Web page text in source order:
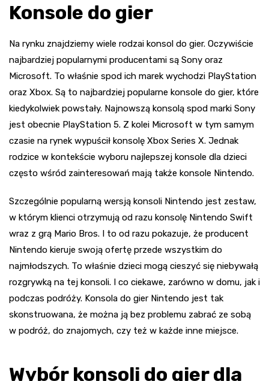
Konsole do gier
Na rynku znajdziemy wiele rodzai konsol do gier. Oczywiście
najbardziej popularnymi producentami są Sony oraz
Microsoft. To właśnie spod ich marek wychodzi PlayStation
oraz Xbox. Są to najbardziej popularne konsole do gier, które
kiedykolwiek powstały. Najnowszą konsolą spod marki Sony
jest obecnie PlayStation 5. Z kolei Microsoft w tym samym
czasie na rynek wypuścił konsolę Xbox Series X. Jednak
rodzice w kontekście wyboru najlepszej konsole dla dzieci
często wśród zainteresowań mają także konsole Nintendo.
Szczególnie popularną wersją konsoli Nintendo jest zestaw,
w którym klienci otrzymują od razu konsolę Nintendo Swift
wraz z grą Mario Bros. I to od razu pokazuje, że producent
Nintendo kieruje swoją ofertę przede wszystkim do
najmłodszych. To właśnie dzieci mogą cieszyć się niebywałą
rozgrywką na tej konsoli. I co ciekawe, zarówno w domu, jak i
podczas podróży. Konsola do gier Nintendo jest tak
skonstruowana, że można ją bez problemu zabrać ze sobą
w podróż, do znajomych, czy też w każde inne miejsce.
Wybór konsoli do gier dla